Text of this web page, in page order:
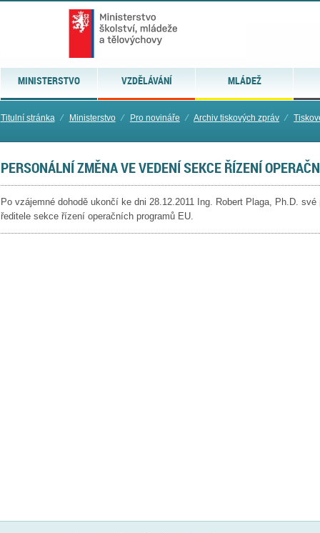
MINISTERSTVO VZDĚLÁVÁNÍ MLÁDEŽ
Titulní stránka ⁄ Ministerstvo ⁄ Pro novináře ⁄ Archiv tiskových zpráv ⁄
PERSONÁLNÍ ZMĚNA VE VEDENÍ SEKCE ŘÍZENÍ
Po vzájemné dohodě ukončí ke dni 28.12.2011 Ing. Robert Plaga, Ph.D.
ředitele sekce řízení operačních programů EU.